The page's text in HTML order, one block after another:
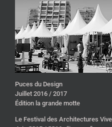
Puces du Design
Juillet 2016 / 2017
Édition la grande motte
Le Festival des Architectures